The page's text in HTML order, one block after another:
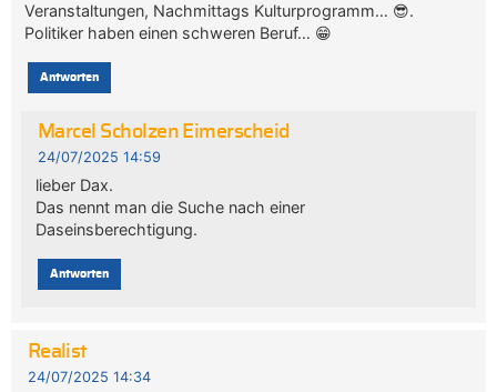
Veranstaltungen, Nachmittags Kulturprogramm… 😎.
Politiker haben einen schweren Beruf… 😁
Antworten
Marcel Scholzen Eimerscheid
24/07/2025 14:59
lieber Dax.
Das nennt man die Suche nach einer
Daseinsberechtigung.
Antworten
Realist
24/07/2025 14:34